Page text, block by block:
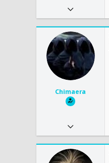
8 403
2 932
113
Москва, Митино, МО, Дедовск
Мои зверушки
Chimaera
8 174